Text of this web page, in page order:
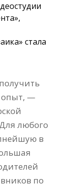
стала
опыт, —
любого
в
по